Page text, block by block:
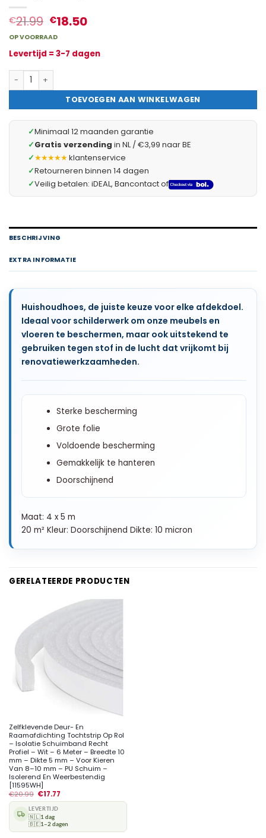
€21.99 €18.50
OP VOORRAAD
Levertijd = 3-7 dagen
Afdekfolie Schilderen / Verven HDPE Sterk 10 Micron – 4 × 5 m
TOEVOEGEN AAN WINKELWAGEN
✓Minimaal 12 maanden garantie
✓Gratis verzending in NL / €3,99 naar BE
✓★★★★★klantenservice
✓Retourneren binnen 14 dagen
✓Veilig betalen: iDEAL, Bancontact of
BESCHRIJVING
EXTRA INFORMATIE
Huishoudhoes, de juiste keuze voor elke afdekdoel.
Ideaal voor schilderwerk om onze meubels en
vloeren te beschermen, maar ook uitstekend te
gebruiken tegen stof in de lucht dat vrijkomt bij
renovatiewerkzaamheden.
Sterke bescherming
Grote folie
Voldoende bescherming
Gemakkelijk te hanteren
Doorschijnend
Maat: 4 x 5 m
20 m² Kleur: Doorschijnend Dikte: 10 micron
GERELATEERDE PRODUCTEN
Zelfklevende Deur- En
Raamafdichting Tochtstrip Op Rol
– Isolatie Schuimband Recht
Profiel – Wit – 6 Meter – Breedte 10
mm – Dikte 5 mm – Voor Kieren
Van 8–10 mm – PU Schuim –
Isolerend En Weerbestendig
[11595WH]
€20.99 €17.77
LEVERTIJD
🇳🇱1 dag
🇧🇪1–2 dagen